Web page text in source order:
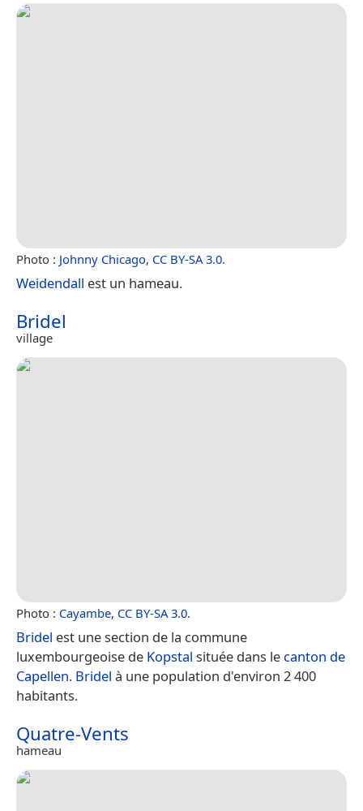
Photo : Johnny Chicago, CC BY-SA 3.0.
Weidendall est un hameau.
Bridel
village
Photo : Cayambe, CC BY-SA 3.0.
Bridel est une section de la commune
luxembourgeoise de Kopstal située dans le canton de
Capellen. Bridel à une population d'environ 2 400
habitants.
Quatre-Vents
hameau